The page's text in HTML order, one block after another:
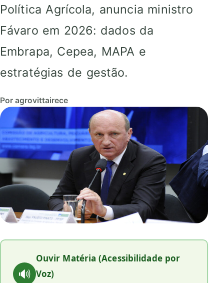
Política Agrícola, anuncia ministro
Fávaro em 2026: dados da
Embrapa, Cepea, MAPA e
estratégias de gestão.
Por agrovittairece
🔊
Ouvir Matéria (Acessibilidade por
Voz)